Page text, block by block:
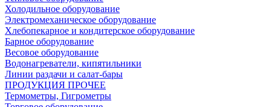
Холодильное оборудование
Электромеханическое оборудование
Хлебопекарное и кондитерское оборудование
Барное оборудование
Весовое оборудование
Водонагреватели, кипятильники
Линии раздачи и салат-бары
ПРОДУКЦИЯ ПРОЧЕЕ
Термометры, Гигрометры